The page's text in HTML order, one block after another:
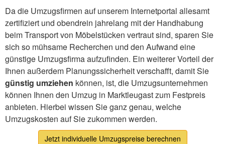
Da die Umzugsfirmen auf unserem Internetportal allesamt
zertifiziert und obendrein jahrelang mit der Handhabung
beim Transport von Möbelstücken vertraut sind, sparen Sie
sich so mühsame Recherchen und den Aufwand eine
günstige Umzugsfirma aufzufinden. Ein weiterer Vorteil der
Ihnen außerdem Planungssicherheit verschafft, damit Sie
günstig umziehen können, ist, die Umzugsunternehmen
können Ihnen den Umzug in Marktleugast zum Festpreis
anbieten. Hierbei wissen Sie ganz genau, welche
Umzugskosten auf Sie zukommen werden.
Jetzt individuelle Umzugspreise berechnen